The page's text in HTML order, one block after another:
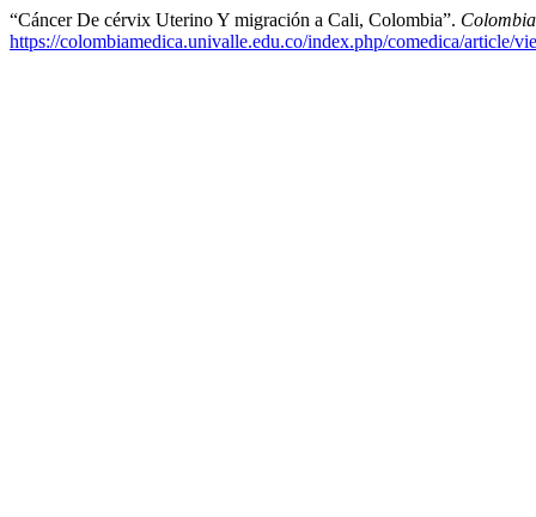
“Cáncer De cérvix Uterino Y migración a Cali, Colombia”.
https://colombiamedica.univalle.edu.co/index.php/comedica/article/